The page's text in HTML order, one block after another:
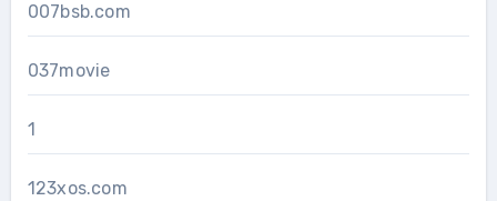
007bsb.com
037movie
1
123xos.com